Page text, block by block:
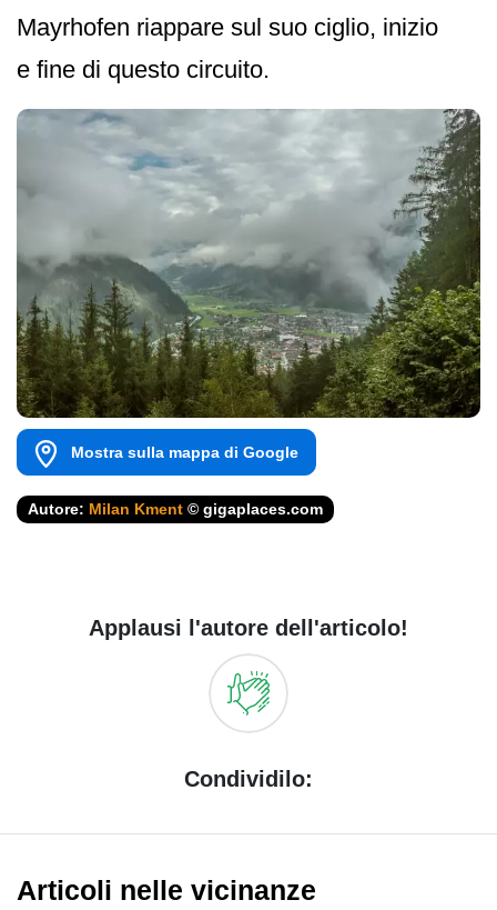
Mayrhofen riappare sul suo ciglio, inizio
e fine di questo circuito.
Mostra sulla mappa di Google
Autore: Milan Kment © gigaplaces.com
Applausi l'autore dell'articolo!
Condividilo:
Articoli nelle vicinanze